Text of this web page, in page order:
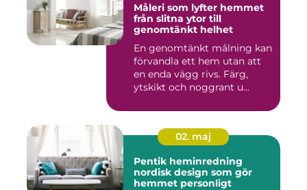
Måleri som lyfter hemmet
från slitna ytor till
genomtänkt helhet
En genomtänkt målning kan
förvandla ett hem utan att
en enda vägg rivs. Färg,
ytskikt och noggrant u...
02. maj
Pentik heminredning
nordisk design som gör
hemmet personligt